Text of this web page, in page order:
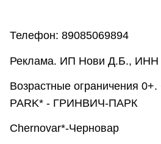
Телефон: 89085069894
Реклама. ИП Нови Д.Б., ИНН
Возрастные ограничения
PARK* - ГРИНВИЧ-ПАРК
Chernovar*-Черновар